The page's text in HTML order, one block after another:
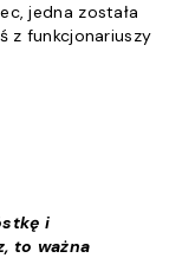
jedna została
z funkcjonariuszy
i
to ważna